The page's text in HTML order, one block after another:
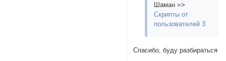
Шаман =>
Скрипты от
пользователей 3
Спасибо, буду разбираться